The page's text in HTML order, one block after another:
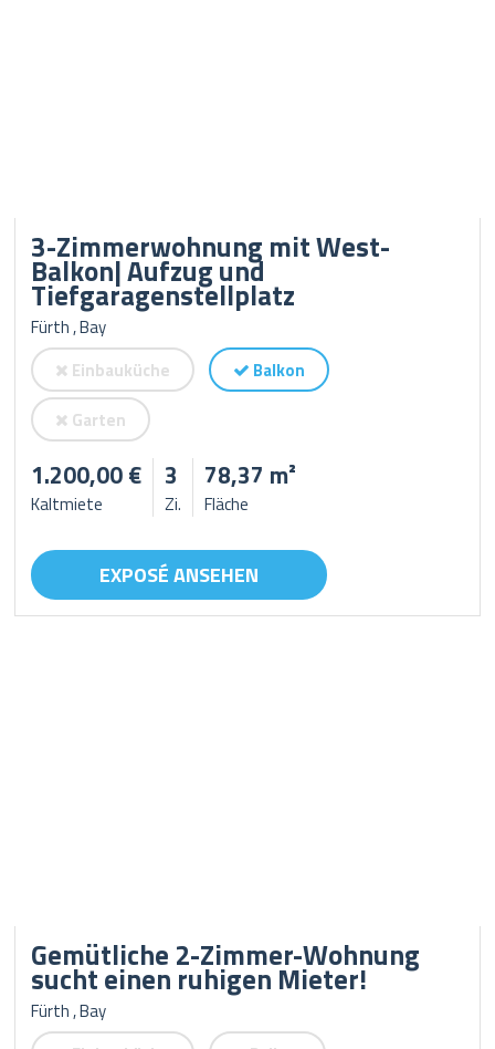
3-Zimmerwohnung mit West-
Balkon| Aufzug und
Tiefgaragenstellplatz
Fürth , Bay
Einbauküche
Balkon
Garten
1.200,00 €
Kaltmiete
3
Zi.
78,37 m²
Fläche
EXPOSÉ ANSEHEN
Gemütliche 2-Zimmer-Wohnung
sucht einen ruhigen Mieter!
Fürth , Bay